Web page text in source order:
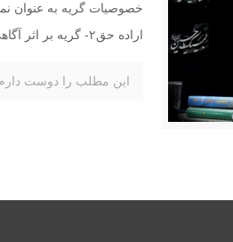
اراده حق۲- گریه بر اثر آگاهی
این مطلب را دوست